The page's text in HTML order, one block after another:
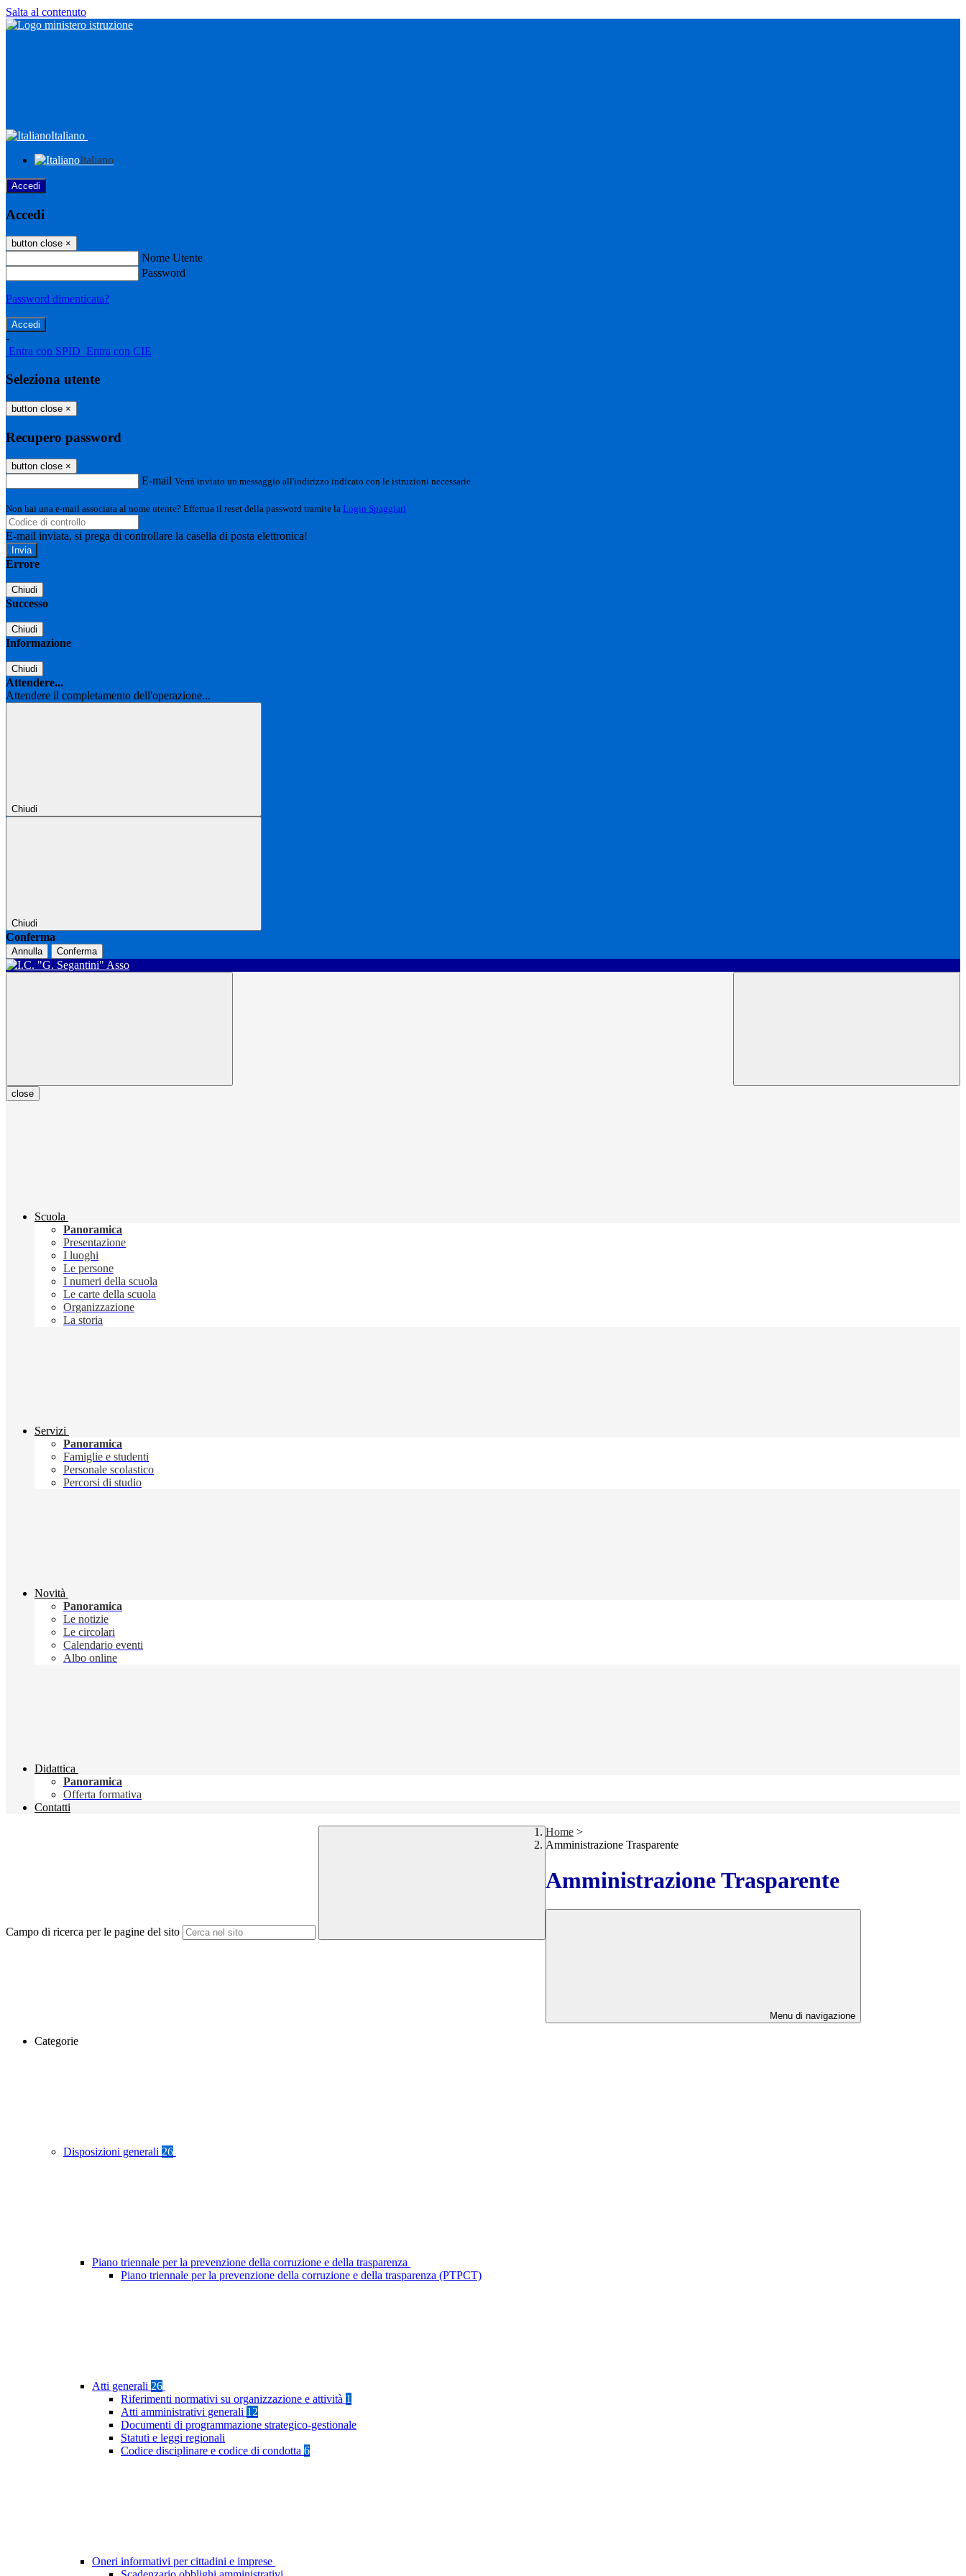
Salta al contenuto
Italiano
Italiano
Accedi
Accedi
button close ×
Nome Utente
Password
Password dimenticata?
-
Entra con SPID Entra con CIE
Seleziona utente
button close ×
Recupero password
button close ×
E-mail Verrà inviato un messaggio all'indirizzo indicato con le istruzioni necessarie.
Non hai una e-mail associata al nome utente? Effettua il reset della password tramite la Login Spaggiari
E-mail inviata, si prega di controllare la casella di posta elettronica!
Errore
Chiudi
Successo
Chiudi
Informazione
Chiudi
Attendere...
Attendere il completamento dell'operazione...
Chiudi
Chiudi
Conferma
Annulla Conferma
close
Scuola
Panoramica
Presentazione
I luoghi
Le persone
I numeri della scuola
Le carte della scuola
Organizzazione
La storia
Servizi
Panoramica
Famiglie e studenti
Personale scolastico
Percorsi di studio
Novità
Panoramica
Le notizie
Le circolari
Calendario eventi
Albo online
Didattica
Panoramica
Offerta formativa
Contatti
Campo di ricerca per le pagine del sito
Home >
Amministrazione Trasparente
Amministrazione Trasparente
Menu di navigazione
Categorie
Disposizioni generali 26
Piano triennale per la prevenzione della corruzione e della trasparenza
Piano triennale per la prevenzione della corruzione e della trasparenza (PTPCT)
Atti generali 26
Riferimenti normativi su organizzazione e attività 1
Atti amministrativi generali 12
Documenti di programmazione strategico-gestionale
Statuti e leggi regionali
Codice disciplinare e codice di condotta 6
Oneri informativi per cittadini e imprese